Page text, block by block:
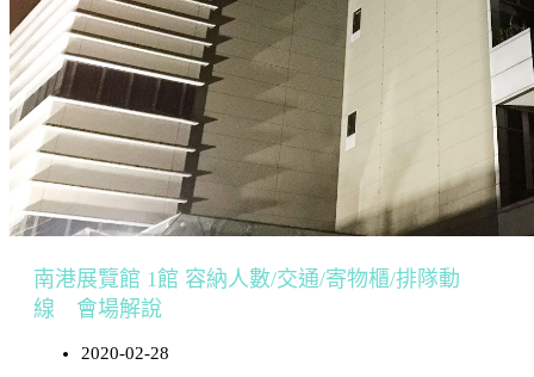
南港展覽館 1館 容納人數/交通/寄物櫃/排隊動
線 會場解說
2020-02-28